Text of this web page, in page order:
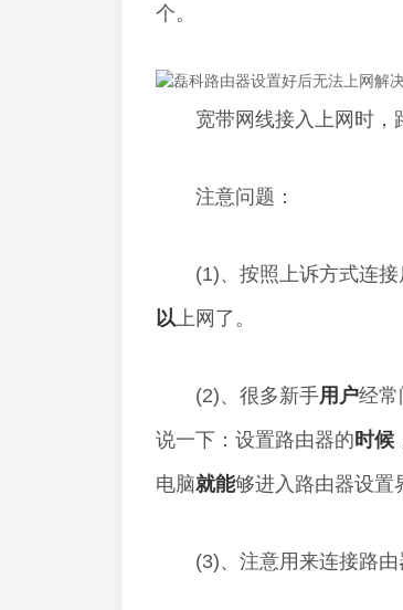
个。
宽带网线接入上网时，
注意问题：
(1)、按照上诉方式连接
以上网了。
(2)、很多新手用户经常
说一下：设置路由器的时候
电脑就能够进入路由器设置
(3)、注意用来连接路由